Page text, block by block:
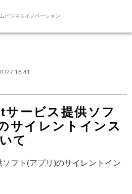
ビジネスイノベーション
27 16:41
サービス提供ソフ
サイレントインス
て
ソフト(アプリ)のサイレントイン